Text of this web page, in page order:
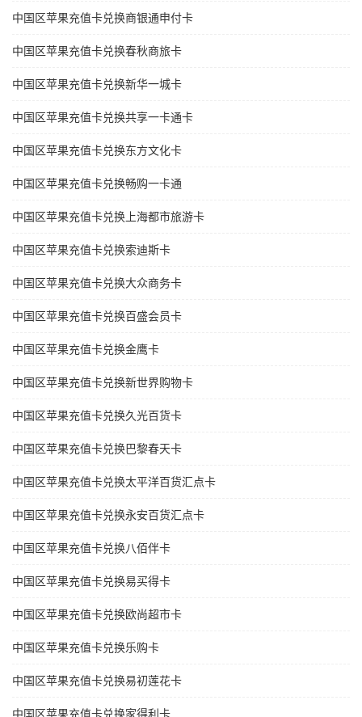
中国区苹果充值卡兑换商银通申付卡
中国区苹果充值卡兑换春秋商旅卡
中国区苹果充值卡兑换新华一城卡
中国区苹果充值卡兑换共享一卡通卡
中国区苹果充值卡兑换东方文化卡
中国区苹果充值卡兑换畅购一卡通
中国区苹果充值卡兑换上海都市旅游卡
中国区苹果充值卡兑换索迪斯卡
中国区苹果充值卡兑换大众商务卡
中国区苹果充值卡兑换百盛会员卡
中国区苹果充值卡兑换金鹰卡
中国区苹果充值卡兑换新世界购物卡
中国区苹果充值卡兑换久光百货卡
中国区苹果充值卡兑换巴黎春天卡
中国区苹果充值卡兑换太平洋百货汇点卡
中国区苹果充值卡兑换永安百货汇点卡
中国区苹果充值卡兑换八佰伴卡
中国区苹果充值卡兑换易买得卡
中国区苹果充值卡兑换欧尚超市卡
中国区苹果充值卡兑换乐购卡
中国区苹果充值卡兑换易初莲花卡
中国区苹果充值卡兑换家得利卡